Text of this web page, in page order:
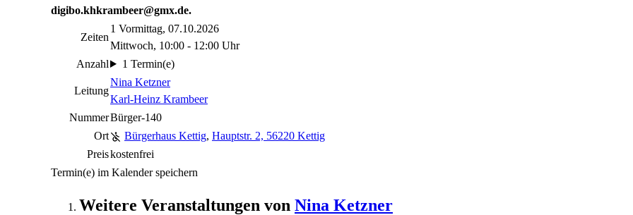
digibo.khkrambeer@gmx.de.
Zeiten
1 Vormittag, 07.10.2026
Mittwoch, 10:00 - 12:00 Uhr
Anzahl
1 Termin(e)
Leitung
Nina Ketzner
Karl-Heinz Krambeer
NummerBürger-140
Ort
Bürgerhaus Kettig, Hauptstr. 2, 56220 Kettig
Preiskostenfrei
Termin(e) im Kalender speichern
Weitere Veranstaltungen von Nina Ketzner